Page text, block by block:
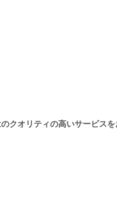
クオリティの高いサービスを